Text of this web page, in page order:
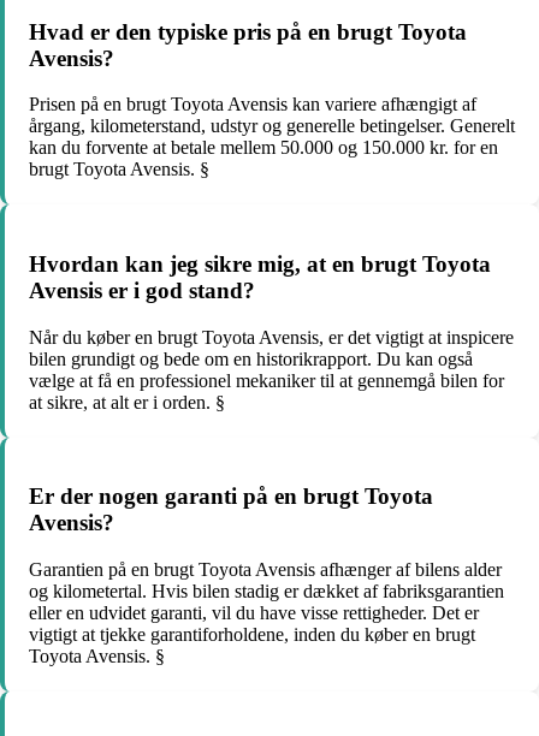
Hvad er den typiske pris på en brugt Toyota
Avensis?
Prisen på en brugt Toyota Avensis kan variere afhængigt af
årgang, kilometerstand, udstyr og generelle betingelser. Generelt
kan du forvente at betale mellem 50.000 og 150.000 kr. for en
brugt Toyota Avensis. §
Hvordan kan jeg sikre mig, at en brugt Toyota
Avensis er i god stand?
Når du køber en brugt Toyota Avensis, er det vigtigt at inspicere
bilen grundigt og bede om en historikrapport. Du kan også
vælge at få en professionel mekaniker til at gennemgå bilen for
at sikre, at alt er i orden. §
Er der nogen garanti på en brugt Toyota
Avensis?
Garantien på en brugt Toyota Avensis afhænger af bilens alder
og kilometertal. Hvis bilen stadig er dækket af fabriksgarantien
eller en udvidet garanti, vil du have visse rettigheder. Det er
vigtigt at tjekke garantiforholdene, inden du køber en brugt
Toyota Avensis. §